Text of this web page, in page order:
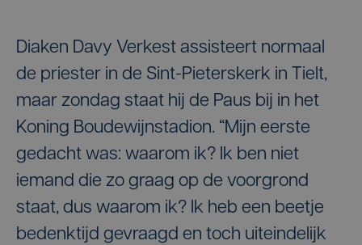
Diaken Davy Verkest assisteert normaal
de priester in de Sint-Pieterskerk in Tielt,
maar zondag staat hij de Paus bij in het
Koning Boudewijnstadion. “Mijn eerste
gedacht was: waarom ik? Ik ben niet
iemand die zo graag op de voorgrond
staat, dus waarom ik? Ik heb een beetje
bedenktijd gevraagd en toch uiteindelijk